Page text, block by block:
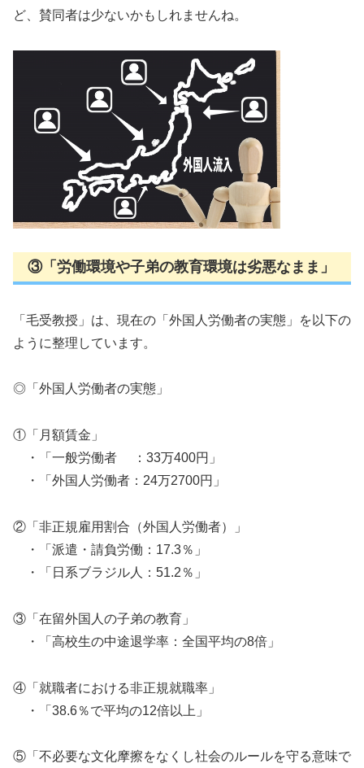
ど、賛同者は少ないかもしれませんね。
③「労働環境や子弟の教育環境は劣悪なまま」
「毛受教授」は、現在の「外国人労働者の実態」を以下の
ように整理しています。
◎「外国人労働者の実態」
①「月額賃金」
・「一般労働者 ：33万400円」
・「外国人労働者：24万2700円」
②「非正規雇用割合（外国人労働者）」
・「派遣・請負労働：17.3％」
・「日系ブラジル人：51.2％」
③「在留外国人の子弟の教育」
・「高校生の中途退学率：全国平均の8倍」
④「就職者における非正規就職率」
・「38.6％で平均の12倍以上」
⑤「不必要な文化摩擦をなくし社会のルールを守る意味で